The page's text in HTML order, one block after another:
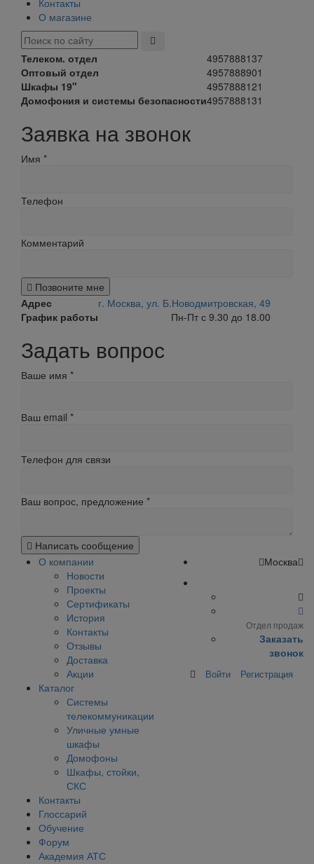
Контакты
О магазине
Телеком. отдел
4957888137
Оптовый отдел
4957888901
Шкафы 19"
4957888121
Домофония и системы безопасности4957888131
Заявка на звонок
Имя *
Телефон
Комментарий
Позвоните мне
Адрес
г. Москва, ул. Б.Новодмитровская, 49
График работы
Пн-Пт с 9.30 до 18.00
Задать вопрос
Ваше имя *
Ваш email *
Телефон для связи
Ваш вопрос, предложение *
Написать сообщение
О компании
Новости
Проекты
Сертификаты
История
Контакты
Отзывы
Доставка
Акции
Каталог
Системы
телекоммуникации
Уличные умные
шкафы
Домофоны
Шкафы, стойки,
СКС
Контакты
Глоссарий
Обучение
Форум
Академия АТС
Москва
Отдел продаж
Заказать
звонок
Войти Регистрация